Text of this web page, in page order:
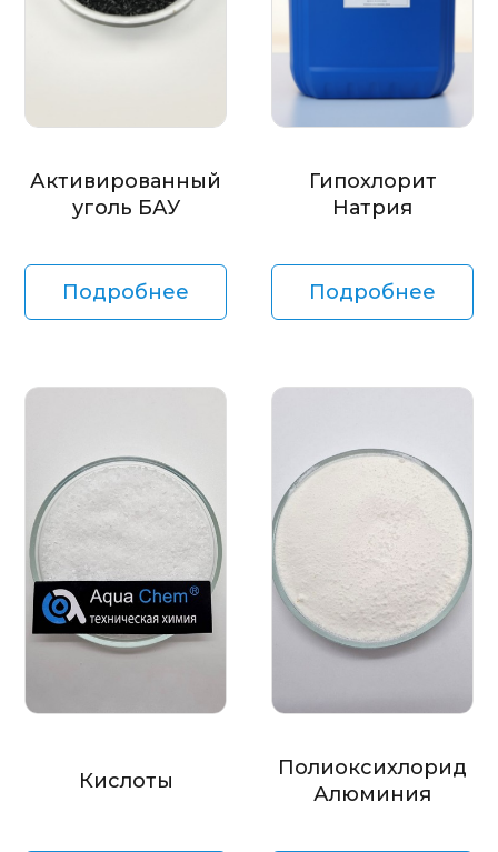
Активированный
уголь БАУ
Подробнее
Гипохлорит
Натрия
Подробнее
Кислоты
Полиоксихлорид
Алюминия